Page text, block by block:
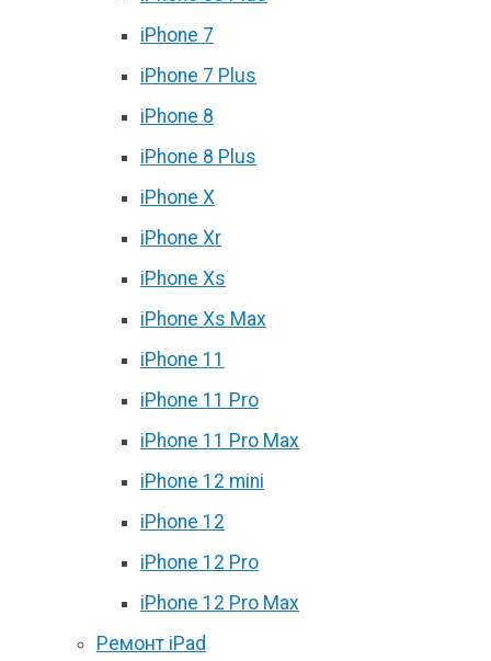
iPhone 7
iPhone 7 Plus
iPhone 8
iPhone 8 Plus
iPhone X
iPhone Xr
iPhone Xs
iPhone Xs Max
iPhone 11
iPhone 11 Pro
iPhone 11 Pro Max
iPhone 12 mini
iPhone 12
iPhone 12 Pro
iPhone 12 Pro Max
Ремонт iPad